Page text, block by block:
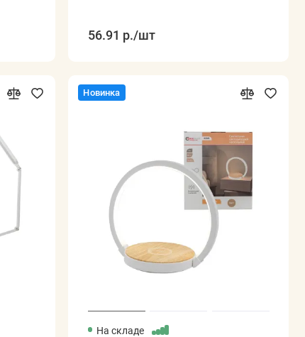
56.91 р./шт
Новинка
На складе